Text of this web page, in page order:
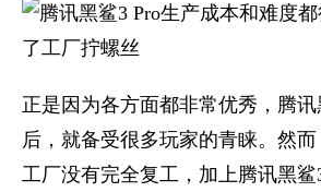
正是因为各方面都非常优秀，腾
后，就备受很多玩家的青睐。然
工厂没有完全复工，加上腾讯黑